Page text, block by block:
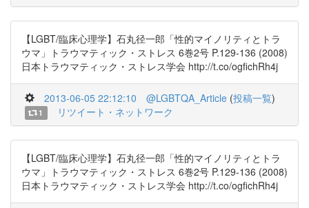
【LGBT/臨床心理学】石丸径一郎「性的マイノリティとトラ
ウマ」トラウマティック・ストレス 6巻2号 P.129-136 (2008)
日本トラウマティック・ストレス学会 http://t.co/ogfichRh4j
2013-06-05 22:12:10 @LGBTQA_Article (投稿一覧)
1 リツイート・ネットワーク
【LGBT/臨床心理学】石丸径一郎「性的マイノリティとトラ
ウマ」トラウマティック・ストレス 6巻2号 P.129-136 (2008)
日本トラウマティック・ストレス学会 http://t.co/ogfichRh4j